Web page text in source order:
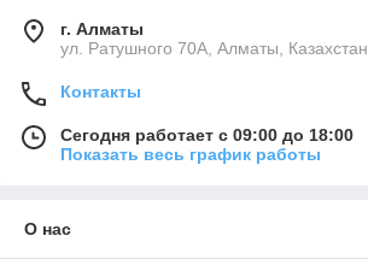
г. Алматы
ул. Ратушного 70А, Алматы, Казахстан
Контакты
Сегодня работает с 09:00 до 18:00
Показать весь график работы
О нас